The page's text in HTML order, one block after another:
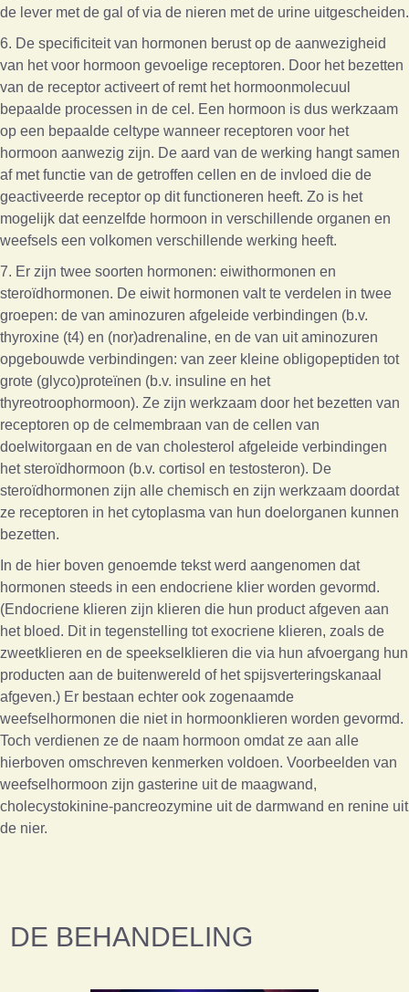
de lever met de gal of via de nieren met de urine uitgescheiden.
6. De specificiteit van hormonen berust op de aanwezigheid
van het voor hormoon gevoelige receptoren. Door het bezetten
van de receptor activeert of remt het hormoonmolecuul
bepaalde processen in de cel. Een hormoon is dus werkzaam
op een bepaalde celtype wanneer receptoren voor het
hormoon aanwezig zijn. De aard van de werking hangt samen
af met functie van de getroffen cellen en de invloed die de
geactiveerde receptor op dit functioneren heeft. Zo is het
mogelijk dat eenzelfde hormoon in verschillende organen en
weefsels een volkomen verschillende werking heeft.
7. Er zijn twee soorten hormonen: eiwithormonen en
steroïdhormonen. De eiwit hormonen valt te verdelen in twee
groepen: de van aminozuren afgeleide verbindingen (b.v.
thyroxine (t4) en (nor)adrenaline, en de van uit aminozuren
opgebouwde verbindingen: van zeer kleine obligopeptiden tot
grote (glyco)proteïnen (b.v. insuline en het
thyreotroophormoon). Ze zijn werkzaam door het bezetten van
receptoren op de celmembraan van de cellen van
doelwitorgaan en de van cholesterol afgeleide verbindingen
het steroïdhormoon (b.v. cortisol en testosteron). De
steroïdhormonen zijn alle chemisch en zijn werkzaam doordat
ze receptoren in het cytoplasma van hun doelorganen kunnen
bezetten.
In de hier boven genoemde tekst werd aangenomen dat
hormonen steeds in een endocriene klier worden gevormd.
(Endocriene klieren zijn klieren die hun product afgeven aan
het bloed. Dit in tegenstelling tot exocriene klieren, zoals de
zweetklieren en de speekselklieren die via hun afvoergang hun
producten aan de buitenwereld of het spijsverteringskanaal
afgeven.) Er bestaan echter ook zogenaamde
weefselhormonen die niet in hormoonklieren worden gevormd.
Toch verdienen ze de naam hormoon omdat ze aan alle
hierboven omschreven kenmerken voldoen. Voorbeelden van
weefselhormoon zijn gasterine uit de maagwand,
cholecystokinine-pancreozymine uit de darmwand en renine uit
de nier.
DE BEHANDELING